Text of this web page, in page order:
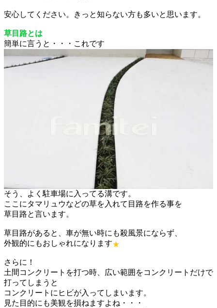
安心してください。きっと知らない方も多いと思います。
草目路とは
簡単に言うと・・・これです
そう、よく駐車場に入ってる溝です。
ここにタマリュウなどの草を入れて目路を作る事を
草目路と言います。
草目路があると、車が無い時にも殺風景にならず、
外観的にもおしゃれになります
さらに！
土間コンクリートを打つ時、広い範囲をコンクリートだけで
打ってしまうと
コンクリートにヒビが入ってしまいます。
見た目的にも美観を損ねますよね・・・